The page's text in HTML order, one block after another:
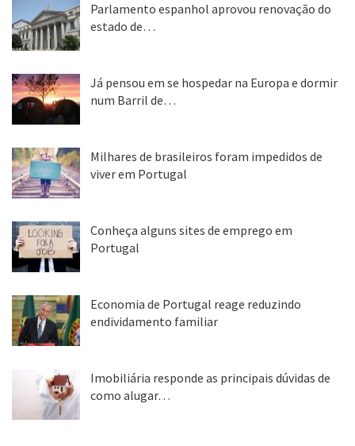
Parlamento espanhol aprovou renovação do
estado de…
Já pensou em se hospedar na Europa e dormir
num Barril de…
Milhares de brasileiros foram impedidos de
viver em Portugal
Conheça alguns sites de emprego em
Portugal
Economia de Portugal reage reduzindo
endividamento familiar
Imobiliária responde as principais dúvidas de
como alugar…